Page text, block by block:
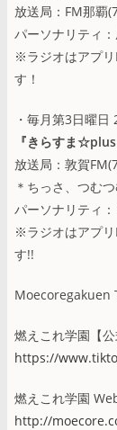
放送局：FM那覇
パーソナリティ
※ラジオはアプ
す！
・毎月第3日曜日
『きらすま☆plus
放送局：敦賀
＊ちっさ、つむ
パーソナリティ
※ラジオはアプ
す!!
Moecoregakuen
燃えこれ学園【
https://
燃えこれ学園
http://